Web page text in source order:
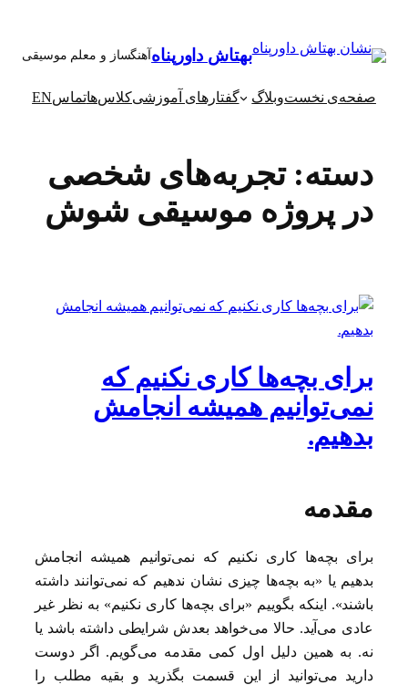
محتوا
بهتاش داورپناه آهنگساز و معلم موسیقی
صفحه‌ی نخستوبلاگ گفتارهای آموزشیکلاس‌هاتماسEN
دسته:تجربه‌های شخصی
در پروژه موسیقی شوش
برای بچه‌ها کاری نکنیم که
نمی‌توانیم همیشه انجامش
بدهیم.
مقدمه
برای بچه‌ها کاری نکنیم که نمی‌توانیم همیشه انجامش
بدهیم یا «به بچه‌ها چیزی نشان ندهیم که نمی‌توانند داشته
باشند». اینکه بگوییم «برای بچه‌ها کاری نکنیم» به نظر غیر
عادی می‌آید. حالا می‌خواهد بعدش شرایطی داشته باشد یا
نه. به همین دلیل اول کمی مقدمه می‌گویم. اگر دوست
دارید می‌توانید از این قسمت بگذرید و بقیه مطلب را